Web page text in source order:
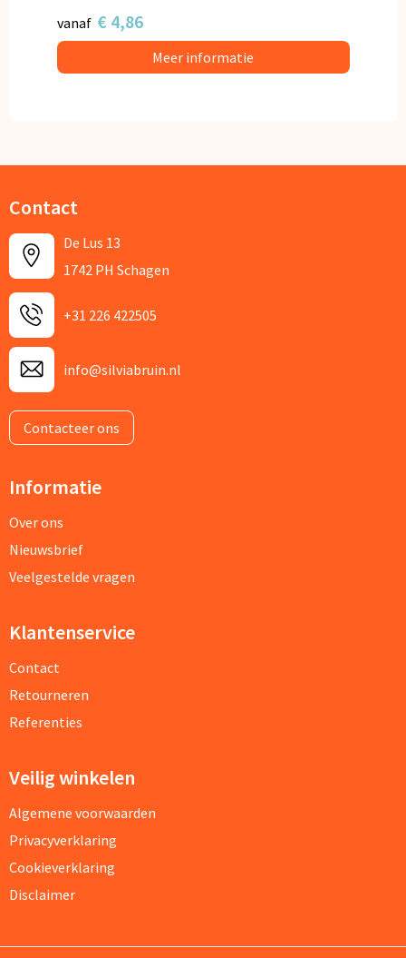
vanaf € 4,86
Meer informatie
Contact
De Lus 13
1742 PH Schagen
+31 226 422505
info@silviabruin.nl
Contacteer ons
Informatie
Over ons
Nieuwsbrief
Veelgestelde vragen
Klantenservice
Contact
Retourneren
Referenties
Veilig winkelen
Algemene voorwaarden
Privacyverklaring
Cookieverklaring
Disclaimer